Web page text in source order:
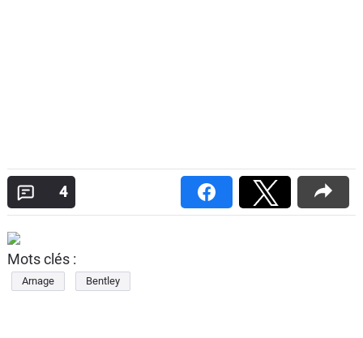
4
Mots clés :
Arnage Bentley